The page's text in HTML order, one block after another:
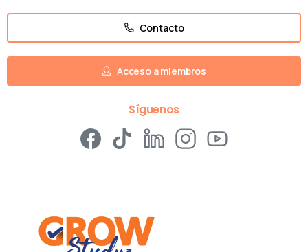
Contacto
Acceso a miembros
Síguenos